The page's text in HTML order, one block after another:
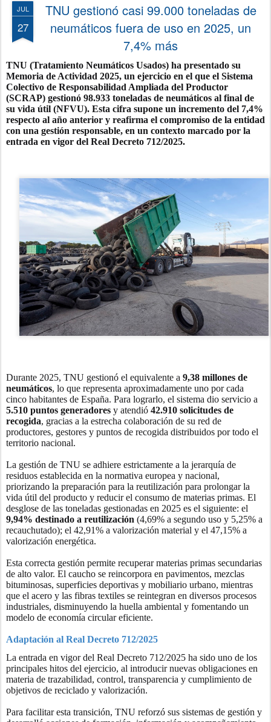
JUL
27
TNU gestionó casi 99.000 toneladas de
neumáticos fuera de uso en 2025, un
7,4% más
TNU (Tratamiento Neumáticos Usados) ha presentado su
Memoria de Actividad 2025, un ejercicio en el que el Sistema
Colectivo de Responsabilidad Ampliada del Productor
(SCRAP) gestionó 98.933 toneladas de neumáticos al final de
su vida útil (NFVU). Esta cifra supone un incremento del 7,4%
respecto al año anterior y reafirma el compromiso de la entidad
con una gestión responsable, en un contexto marcado por la
entrada en vigor del Real Decreto 712/2025.
Durante 2025, TNU gestionó el equivalente a 9,38 millones de
neumáticos, lo que representa aproximadamente uno por cada
cinco habitantes de España. Para lograrlo, el sistema dio servicio a
5.510 puntos generadores y atendió 42.910 solicitudes de
recogida, gracias a la estrecha colaboración de su red de
productores, gestores y puntos de recogida distribuidos por todo el
territorio nacional.
La gestión de TNU se adhiere estrictamente a la jerarquía de
residuos establecida en la normativa europea y nacional,
priorizando la preparación para la reutilización para prolongar la
vida útil del producto y reducir el consumo de materias primas. El
desglose de las toneladas gestionadas en 2025 es el siguiente: el
9,94% destinado a reutilización (4,69% a segundo uso y 5,25% a
recauchutado); el 42,91% a valorización material y el 47,15% a
valorización energética.
Esta correcta gestión permite recuperar materias primas secundarias
de alto valor. El caucho se reincorpora en pavimentos, mezclas
bituminosas, superficies deportivas y mobiliario urbano, mientras
que el acero y las fibras textiles se reintegran en diversos procesos
industriales, disminuyendo la huella ambiental y fomentando un
modelo de economía circular eficiente.
Adaptación al Real Decreto 712/2025
La entrada en vigor del Real Decreto 712/2025 ha sido uno de los
principales hitos del ejercicio, al introducir nuevas obligaciones en
materia de trazabilidad, control, transparencia y cumplimiento de
objetivos de reciclado y valorización.
Para facilitar esta transición, TNU reforzó sus sistemas de gestión y